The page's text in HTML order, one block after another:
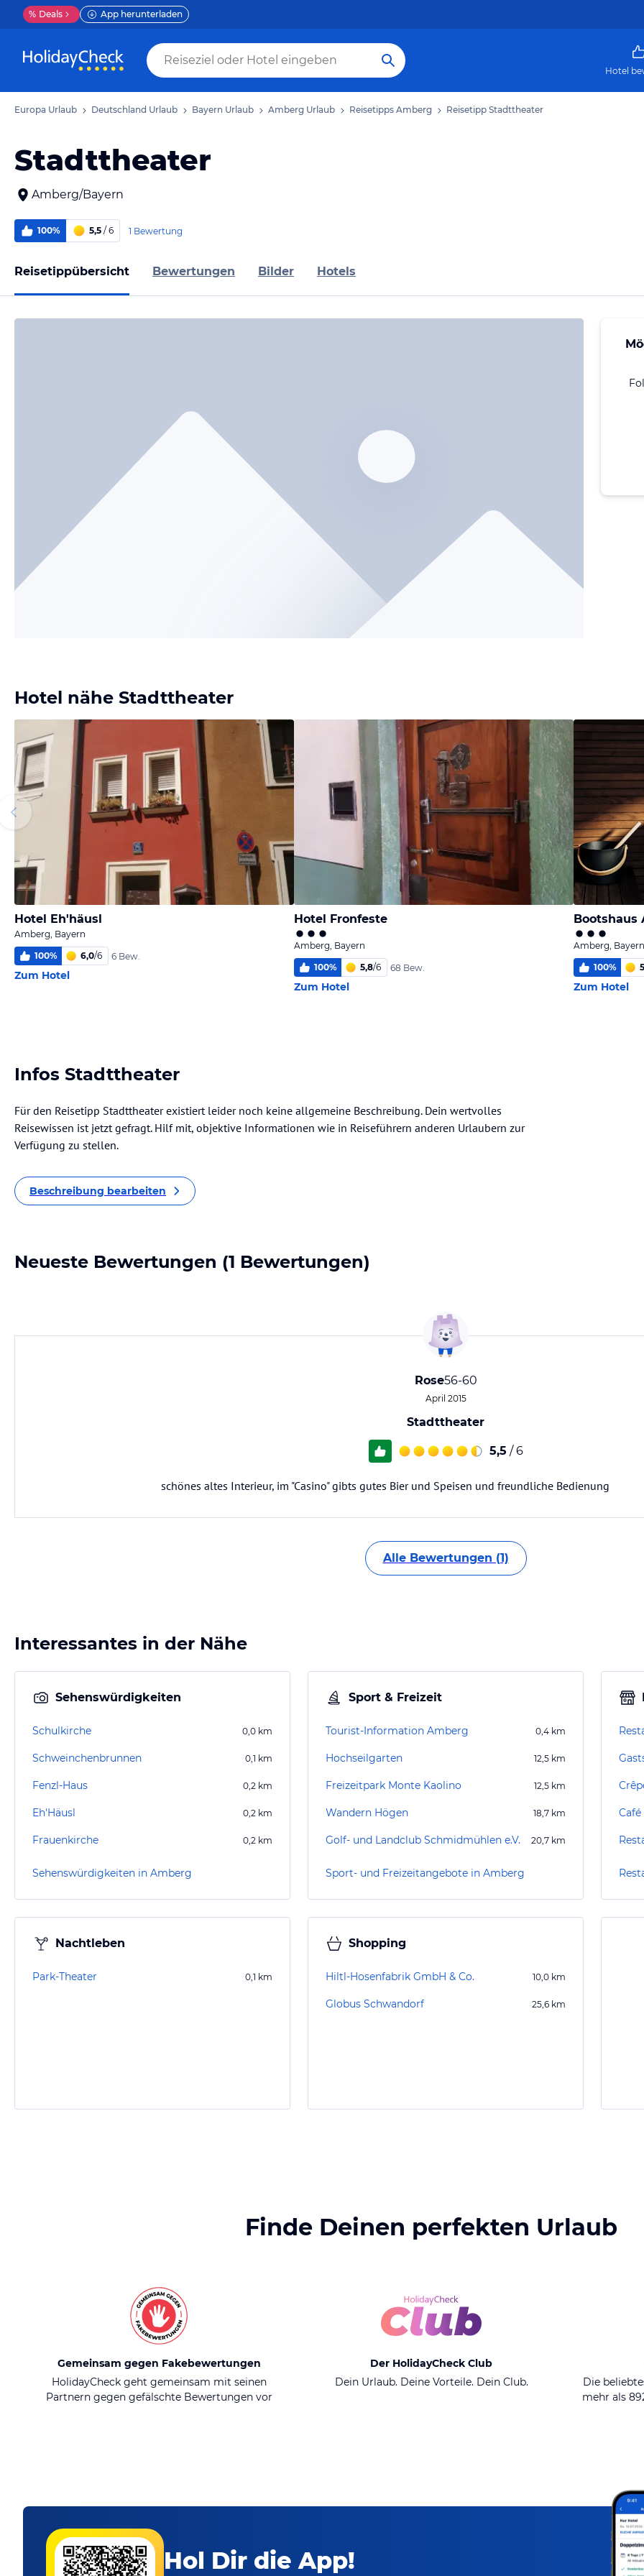
% Deals App herunterladen
Hotel
Europa Urlaub Deutschland Urlaub Bayern Urlaub Amberg Urlaub Reisetipps Amberg Reisetipp Stadttheater
Stadttheater
Amberg/Bayern
100% 5,5 / 6 1 Bewertung
Reisetippübersicht Bewertungen Bilder Hotels
Hotel nähe Stadttheater
Hotel Eh'häusl
Amberg, Bayern
100% 6,0/6 6 Bew.
Zum Hotel
Hotel Fronfeste
Amberg, Bayern
100% 5,8/6 68 Bew.
Zum Hotel
Bootshaus
Amberg, Bayern
100%
Zum Hotel
Infos Stadttheater
Für den Reisetipp Stadttheater existiert leider noch keine allgemeine Beschreibung. Dein wertvolles
Reisewissen ist jetzt gefragt. Hilf mit, objektive Informationen wie in Reiseführern anderen Urlaubern zur
Verfügung zu stellen.
Beschreibung bearbeiten
Neueste Bewertungen (1 Bewertungen)
Rose56-60
April 2015
Stadttheater
5,5 / 6
schönes altes Interieur, im "Casino" gibts gutes Bier und Speisen und freundliche Bedienung
Alle Bewertungen (1)
Interessantes in der Nähe
Sehenswürdigkeiten
Schulkirche 0,0 km
Schweinchenbrunnen 0,1 km
Fenzl-Haus 0,2 km
Eh'Häusl 0,2 km
Frauenkirche 0,2 km
Sehenswürdigkeiten in Amberg
Sport & Freizeit
Tourist-Information Amberg 0,4 km
Hochseilgarten 12,5 km
Freizeitpark Monte Kaolino 12,5 km
Wandern Högen 18,7 km
Golf- und Landclub Schmidmühlen e.V. 20,7 km
Sport- und Freizeitangebote in Amberg
Nachtleben
Park-Theater 0,1 km
Shopping
Hiltl-Hosenfabrik GmbH & Co. 10,0 km
Globus Schwandorf 25,6 km
Finde Deinen perfekten Urlaub
Gemeinsam gegen Fakebewertungen
HolidayCheck geht gemeinsam mit seinen
Partnern gegen gefälschte Bewertungen vor
Der HolidayCheck Club
Dein Urlaub. Deine Vorteile. Dein Club.
Die
mehr als
Hol Dir die App!